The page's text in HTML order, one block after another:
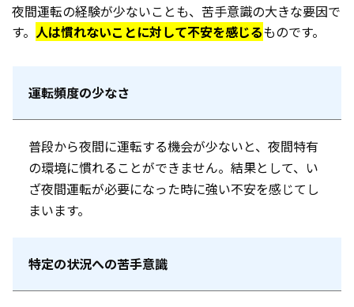
夜間運転の経験が少ないことも、苦手意識の大きな要因で
す。 人は慣れないことに対して不安を感じるものです。
運転頻度の少なさ
普段から夜間に運転する機会が少ないと、夜間特有
の環境に慣れることができません。結果として、い
ざ夜間運転が必要になった時に強い不安を感じてし
まいます。
特定の状況への苦手意識